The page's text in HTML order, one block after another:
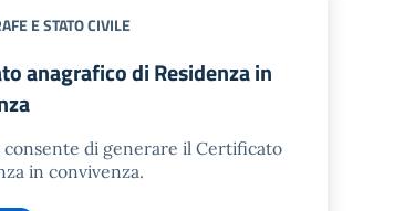
E STATO CIVILE
anagrafico di Residenza in
consente di generare il Certificato
in convivenza.